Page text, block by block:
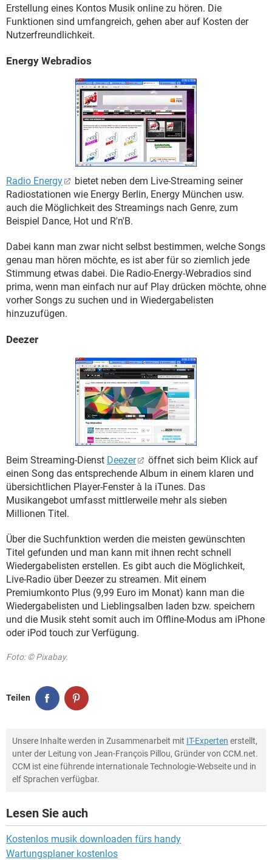
Erstellung eines Kontos Musik online zu hören. Die
Funktionen sind umfangreich, gehen aber auf Kosten der
Nutzerfreundlichkeit.
Energy Webradios
Radio Energy
bietet neben dem Live-Streaming seiner
Radiostationen wie Energy Berlin, Energy München usw.
auch die Möglichkeit des Streamings nach Genre, zum
Beispiel Dance, Hot und R'n'B.
Dabei kann man zwar nicht selbst bestimmen, welche Songs
genau man hören möchte, es ist aber für so ziemlich jede
Stimmung etwas dabei. Die Radio-Energy-Webradios sind
prima, wenn man einfach nur auf Play drücken möchte, ohne
vorher Songs zu suchen und in Wiedergabelisten
hinzuzufügen.
Deezer
Beim Streaming-Dienst Deezer
öffnet sich beim Klick auf
einen Song das entsprechende Album in einem klaren und
übersichtlichen Player-Fenster à la iTunes. Das
Musikangebot umfasst mittlerweile mehr als sieben
Millionen Titel.
Über die Suchfunktion werden die meisten gewünschten
Titel gefunden und man kann mit ihnen recht schnell
Wiedergabelisten erstellen. Es gibt auch die Möglichkeit,
Live-Radio über Deezer zu streamen. Mit einem
Premiumkonto Plus (9,99 Euro im Monat) kann man die
Wiedergabelisten und Lieblingsalben laden bzw. speichern
und die Musik steht somit auch im Offline-Modus am iPhone
oder iPod touch zur Verfügung.
Foto: © Pixabay.
Teilen
Unsere Inhalte werden in Zusammenarbeit mit IT-Experten erstellt,
unter der Leitung von Jean-François Pillou, Gründer von CCM.net.
CCM ist eine führende internationale Technologie-Webseite und in
elf Sprachen verfügbar.
Lesen Sie auch
Kostenlos musik downloaden fürs handy
Wartungsplaner kostenlos